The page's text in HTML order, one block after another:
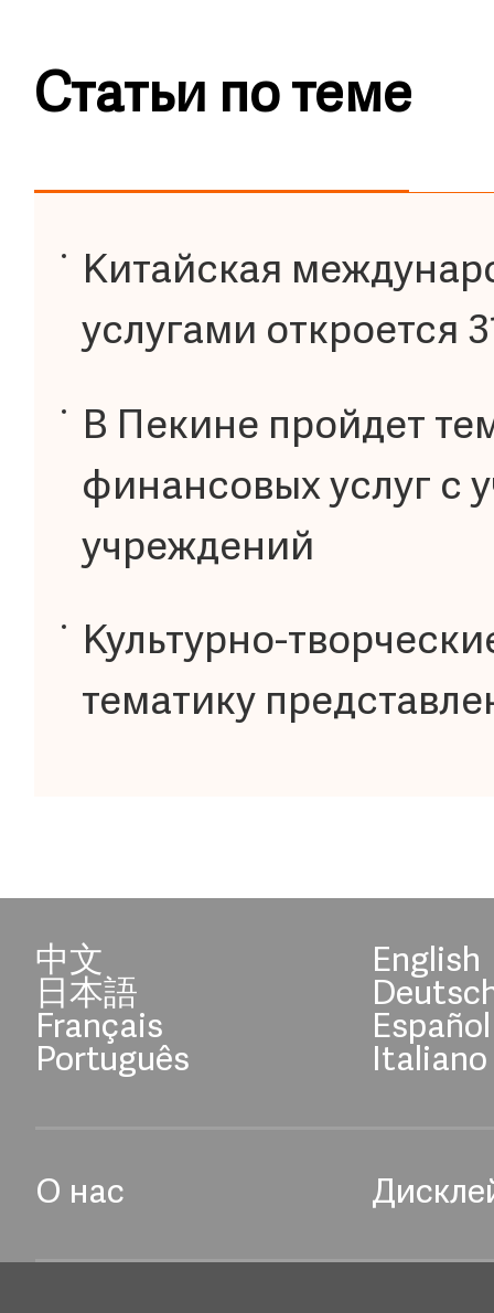
Статьи по теме
Китайская
услугами откроется
В Пекине пройдет
финансовых услуг с
учреждений
Культурно-
тематику
中文 English
日本語
Français Español
Português Italiano
О нас